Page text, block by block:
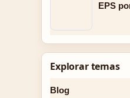
EPS
Explorar temas
Blog